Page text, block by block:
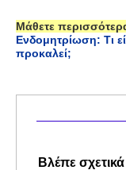
Μάθετε
Ενδομητρίωση: Τι
προκαλεί;
Βλέπε